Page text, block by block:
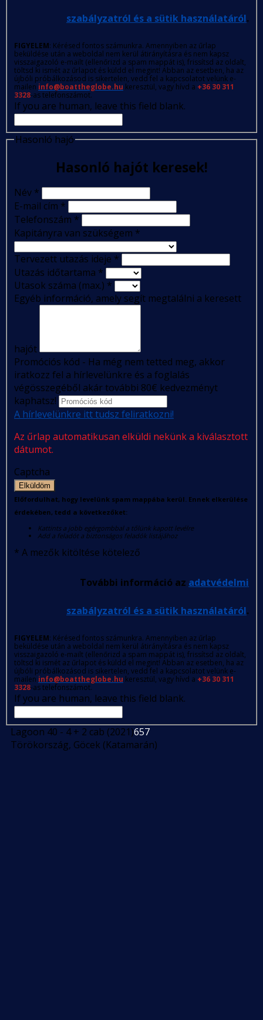
szabályzatról és a sütik használatáról.
FIGYELEM: Kérésed fontos számunkra. Amennyiben az űrlap
beküldése után a weboldal nem kerül átirányításra és nem kapsz
visszaigazoló e-mailt (ellenőrizd a spam mappát is), frissítsd az oldalt,
töltsd ki ismét az űrlapot és küldd el megint! Abban az esetben, ha az
újbóli próbálkozásod is sikertelen, vedd fel a kapcsolatot velünk e-
mailen info@boattheglobe.hu keresztül, vagy hívd a +36 30 311
3328-as telefonszámot.
If you are human, leave this field blank.
Hasonló hajó
Hasonló hajót keresek!
Név *
E-mail cím *
Telefonszám *
Kapitányra van szükségem *
Tervezett utazás ideje *
Utazás időtartama *
Utasok száma (max.) *
Egyéb információ, amely segít megtalálni a keresett
hajót
Promóciós kód - Ha még nem tetted meg, akkor
iratkozz fel a hírlevelünkre és a foglalás
végösszegéből akár további 80€ kedvezményt
kaphatsz!
A hírlevelünkre itt tudsz feliratkozni!
Az űrlap automatikusan elküldi nekünk a kiválasztott
dátumot.
Captcha
Elküldöm
Előfordulhat, hogy levelünk spam mappába kerül. Ennek elkerülése
érdekében, tedd a következőket:
Kattints a jobb egérgombbal a tőlünk kapott levélre
Add a feladót a biztonságos feladók listájához
* A mezők kitöltése kötelező
További információ az adatvédelmi
szabályzatról és a sütik használatáról.
FIGYELEM: Kérésed fontos számunkra. Amennyiben az űrlap
beküldése után a weboldal nem kerül átirányításra és nem kapsz
visszaigazoló e-mailt (ellenőrizd a spam mappát is), frissítsd az oldalt,
töltsd ki ismét az űrlapot és küldd el megint! Abban az esetben, ha az
újbóli próbálkozásod is sikertelen, vedd fel a kapcsolatot velünk e-
mailen info@boattheglobe.hu keresztül, vagy hívd a +36 30 311
3328-as telefonszámot.
If you are human, leave this field blank.
Lagoon 40 - 4 + 2 cab (2021)657
Törökország, Göcek (Katamarán)